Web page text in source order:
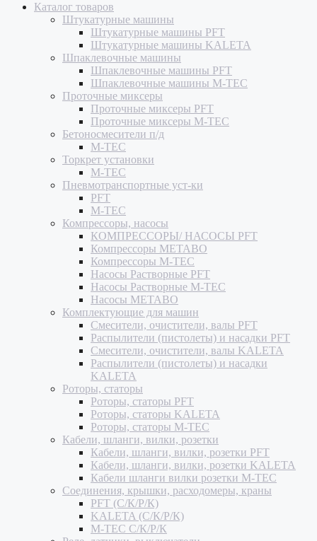
Каталог товаров
Штукатурные машины
Штукатурные машины PFT
Штукатурные машины KALETA
Шпаклевочные машины
Шпаклевочные машины PFT
Шпаклевочные машины M-TEC
Проточные миксеры
Проточные миксеры PFT
Проточные миксеры M-TEC
Бетоносмесители п/д
M-TEC
Торкрет установки
M-TEC
Пневмотранспортные уст-ки
PFT
M-TEC
Компрессоры, насосы
КОМПРЕССОРЫ/ НАСОСЫ PFT
Компрессоры METABO
Компрессоры M-TEC
Насосы Растворные PFT
Насосы Растворные M-TEC
Насосы METABO
Комплектующие для машин
Смесители, очистители, валы PFT
Распылители (пистолеты) и насадки PFT
Смесители, очистители, валы KALETA
Распылители (пистолеты) и насадки
KALETA
Роторы, статоры
Роторы, статоры PFT
Роторы, статоры KALETA
Роторы, статоры M-TEC
Кабели, шланги, вилки, розетки
Кабели, шланги, вилки, розетки PFT
Кабели, шланги, вилки, розетки KALETA
Кабели шланги вилки розетки M-TEC
Соединения, крышки, расходомеры, краны
PFT (С/К/Р/К)
KALETA (С/К/Р/К)
M-TEC С/К/Р/К